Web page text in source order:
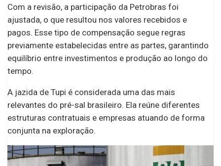
Com a revisão, a participação da Petrobras foi
ajustada, o que resultou nos valores recebidos e
pagos. Esse tipo de compensação segue regras
previamente estabelecidas entre as partes, garantindo
equilíbrio entre investimentos e produção ao longo do
tempo.
A jazida de Tupi é considerada uma das mais
relevantes do pré-sal brasileiro. Ela reúne diferentes
estruturas contratuais e empresas atuando de forma
conjunta na exploração.